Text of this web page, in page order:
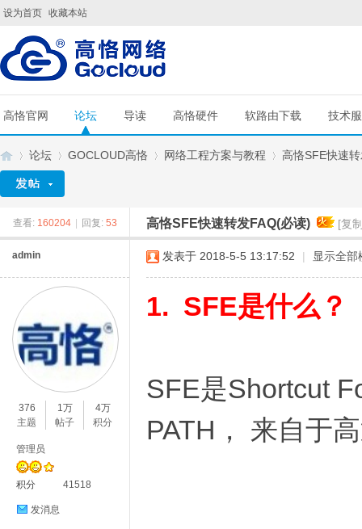
设为首页 收藏本站
高恪官网 论坛 导读 高恪硬件 软路由下载 技术
»
论坛
›
GOCLOUD高恪
›
网络工程方案与教程
›
高恪SFE快速
查看: 160204 回复: 53 高恪SFE快速转发FAQ(必读) [复
admin
376
主题
1万
帖子
4万
积分
管理员
积分 41518
发消息
发表于 2018-5-5 13:17:52 | 显示全部
1. SFE是什么？
SFE是Shortcut
PATH， 来自于